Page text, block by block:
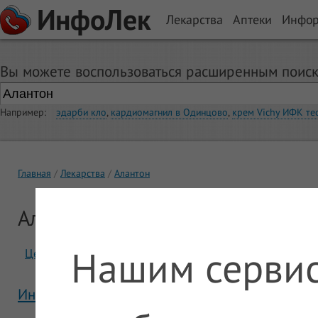
ИнфоЛек Лекарства Аптеки
Вы можете воспользоваться расширенным
Например: эдарби кло, кардиомагнил в Одинцово, крем Vichy ИФК
Главная Лекарства Алантон
Алантон
Цены Отзывы
Инструкция Алантон
Нашим